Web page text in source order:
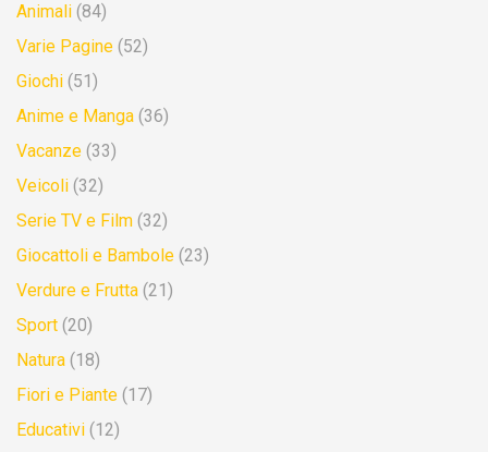
Animali (84)
Varie Pagine (52)
Giochi (51)
Anime e Manga (36)
Vacanze (33)
Veicoli (32)
Serie TV e Film (32)
Giocattoli e Bambole (23)
Verdure e Frutta (21)
Sport (20)
Natura (18)
Fiori e Piante (17)
Educativi (12)